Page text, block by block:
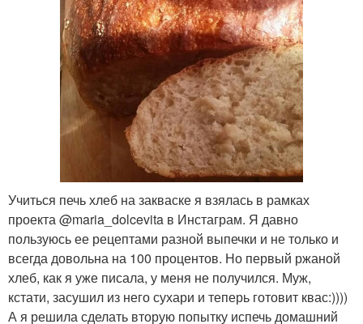
Учиться печь хлеб на закваске я взялась в рамках
проекта @maria_dolcevita в Инстаграм. Я давно
пользуюсь ее рецептами разной выпечки и не только и
всегда довольна на 100 процентов. Но первый ржаной
хлеб, как я уже писала, у меня не получился. Муж,
кстати, засушил из него сухари и теперь готовит квас:))))
А я решила сделать вторую попытку испечь домашний